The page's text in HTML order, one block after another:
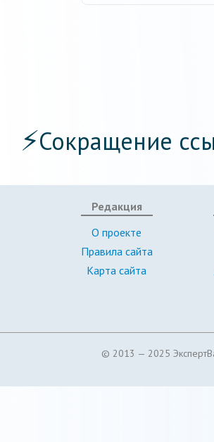
⚡Сокращение
Редакция
О проекте
Правила сайта
Карта сайта
© 2013 — 2025